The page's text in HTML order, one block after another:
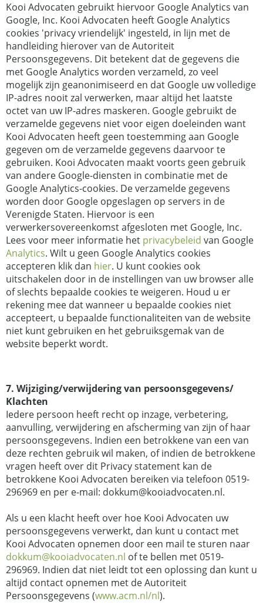
Kooi Advocaten gebruikt hiervoor Google Analytics van
Google, Inc. Kooi Advocaten heeft Google Analytics
cookies 'privacy vriendelijk' ingesteld, in lijn met de
handleiding hierover van de Autoriteit
Persoonsgegevens. Dit betekent dat de gegevens die
met Google Analytics worden verzameld, zo veel
mogelijk zijn geanonimiseerd en dat Google uw volledige
IP-adres nooit zal verwerken, maar altijd het laatste
octet van uw IP-adres maskeren. Google gebruikt de
verzamelde gegevens niet voor eigen doeleinden want
Kooi Advocaten heeft geen toestemming aan Google
gegeven om de verzamelde gegevens daarvoor te
gebruiken. Kooi Advocaten maakt voorts geen gebruik
van andere Google-diensten in combinatie met de
Google Analytics-cookies. De verzamelde gegevens
worden door Google opgeslagen op servers in de
Verenigde Staten. Hiervoor is een
verwerkersovereenkomst afgesloten met Google, Inc.
Lees voor meer informatie het privacybeleid van Google
Analytics. Wilt u geen Google Analytics cookies
accepteren klik dan hier. U kunt cookies ook
uitschakelen door in de instellingen van uw browser alle
of slechts bepaalde cookies te weigeren. Houd u er
rekening mee dat wanneer u bepaalde cookies niet
accepteert, u bepaalde functionaliteiten van de website
niet kunt gebruiken en het gebruiksgemak van de
website beperkt wordt.
7. Wijziging/verwijdering van persoonsgegevens/
Klachten
Iedere persoon heeft recht op inzage, verbetering,
aanvulling, verwijdering en afscherming van zijn of haar
persoonsgegevens. Indien een betrokkene van een van
deze rechten gebruik wil maken, of indien de betrokkene
vragen heeft over dit Privacy statement kan de
betrokkene Kooi Advocaten bereiken via telefoon 0519-
296969 en per e-mail: dokkum@kooiadvocaten.nl.
Als u een klacht heeft over hoe Kooi Advocaten uw
persoonsgegevens verwerkt, dan kunt u contact met
Kooi Advocaten opnemen door een mail te sturen naar
dokkum@kooiadvocaten.nl of te bellen met 0519-
296969. Indien dat niet leidt tot een oplossing dan kunt u
altijd contact opnemen met de Autoriteit
Persoonsgegevens (www.acm.nl/nl).